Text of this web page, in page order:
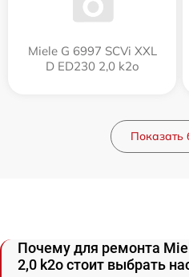
Miele G 6997 SCVi XXL
D ED230 2,0 k2o
Показать
Почему для ремонта
2,0 k2o стоит выбрать